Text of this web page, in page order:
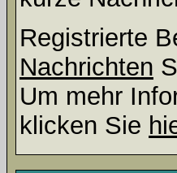
Registrierte
Nachrichten
Um mehr
klicken Sie